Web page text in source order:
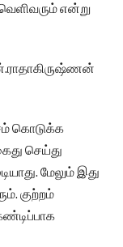
என்று
கொடுக்க
செய்து
மேலும் இது
குற்றம்